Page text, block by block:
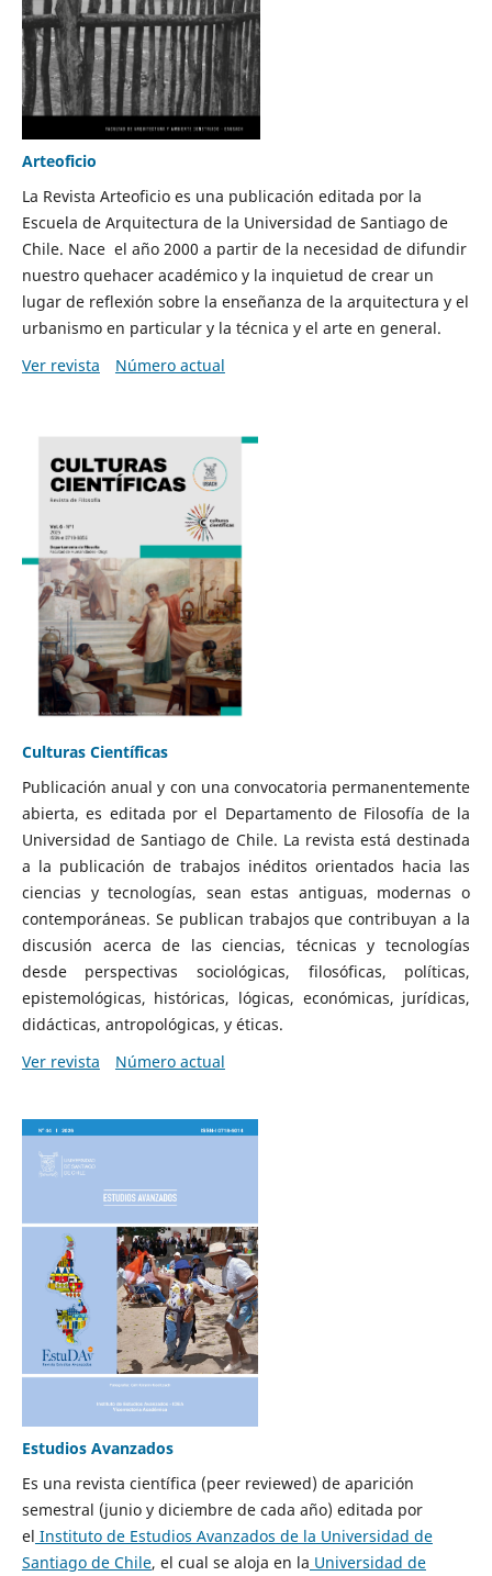
Arteoficio
La Revista Arteoficio es una publicación editada por la
Escuela de Arquitectura de la Universidad de Santiago de
Chile. Nace el año 2000 a partir de la necesidad de difundir
nuestro quehacer académico y la inquietud de crear un
lugar de reflexión sobre la enseñanza de la arquitectura y el
urbanismo en particular y la técnica y el arte en general.
Ver revista
Número actual
Culturas Científicas
Publicación anual y con una convocatoria permanentemente
abierta, es editada por el Departamento de Filosofía de la
Universidad de Santiago de Chile. La revista está destinada
a la publicación de trabajos inéditos orientados hacia las
ciencias y tecnologías, sean estas antiguas, modernas o
contemporáneas. Se publican trabajos que contribuyan a la
discusión acerca de las ciencias, técnicas y tecnologías
desde perspectivas sociológicas, filosóficas, políticas,
epistemológicas, históricas, lógicas, económicas, jurídicas,
didácticas, antropológicas, y éticas.
Ver revista
Número actual
Estudios Avanzados
Es una revista científica (peer reviewed) de aparición
semestral (junio y diciembre de cada año) editada por
el Instituto de Estudios Avanzados de la Universidad de
Santiago de Chile, el cual se aloja en la Universidad de